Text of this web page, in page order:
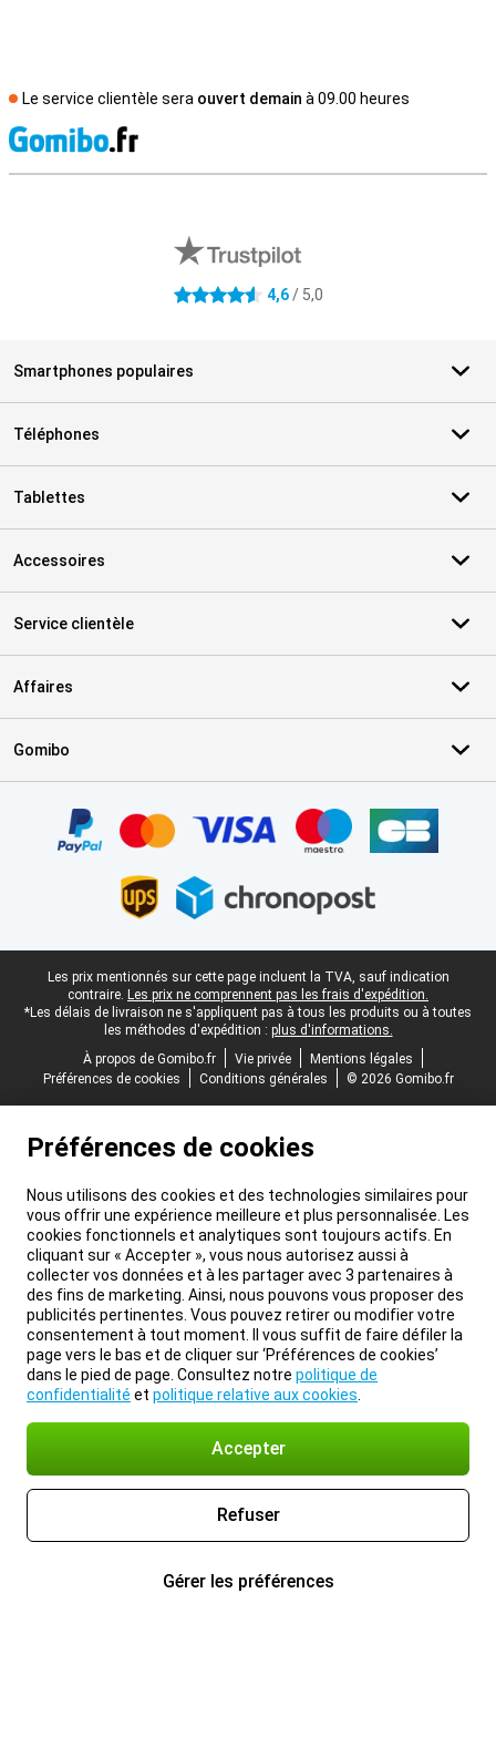
Le service clientèle sera ouvert demain à 09.00 heures
4.6 étoiles 4,6/ 5,0
Smartphones populaires
Téléphones
Tablettes
Accessoires
Service clientèle
Affaires
Gomibo
Pied-de-page légal
Les prix mentionnés sur cette page incluent la TVA, sauf indication
contraire. Les prix ne comprennent pas les frais d'expédition.
*Les délais de livraison ne s'appliquent pas à tous les produits ou à toutes
les méthodes d'expédition : plus d'informations.
À propos de Gomibo.fr
Vie privée
Mentions légales
Préférences de cookies
Conditions générales © 2026 Gomibo.fr
Préférences de cookies
Nous utilisons des cookies et des technologies similaires pour
vous offrir une expérience meilleure et plus personnalisée. Les
cookies fonctionnels et analytiques sont toujours actifs. En
cliquant sur « Accepter », vous nous autorisez aussi à
collecter vos données et à les partager avec 3 partenaires à
des fins de marketing. Ainsi, nous pouvons vous proposer des
publicités pertinentes. Vous pouvez retirer ou modifier votre
consentement à tout moment. Il vous suffit de faire défiler la
page vers le bas et de cliquer sur ‘Préférences de cookies’
dans le pied de page. Consultez notre politique de
confidentialité et politique relative aux cookies
Accepter
Refuser
Gérer les préférences